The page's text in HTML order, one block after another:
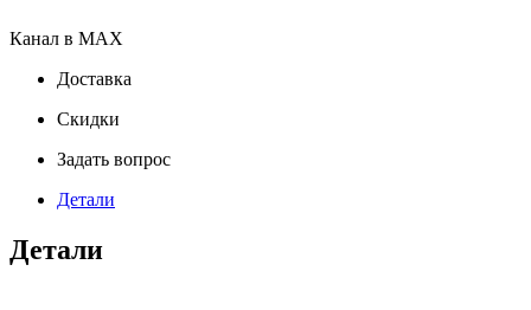
Канал в MAX
Доставка
Скидки
Задать вопрос
Детали
Детали